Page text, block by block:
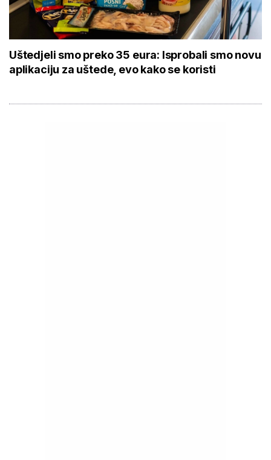
Uštedjeli smo preko 35 eura: Isprobali smo novu
aplikaciju za uštede, evo kako se koristi